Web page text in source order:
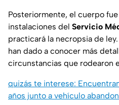
Posteriormente, el cuerpo
instalaciones del Servicio
practicará la necropsia de
han dado a conocer más
circunstancias que rodearon
quizás te interese:
años junto a vehículo